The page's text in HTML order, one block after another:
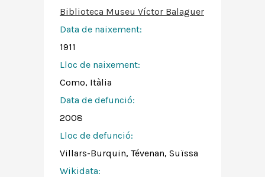
Biblioteca Museu Víctor Balaguer
Data de naixement:
1911
Lloc de naixement:
Como, Itàlia
Data de defunció:
2008
Lloc de defunció:
Villars-Burquin, Tévenan, Suïssa
Wikidata: